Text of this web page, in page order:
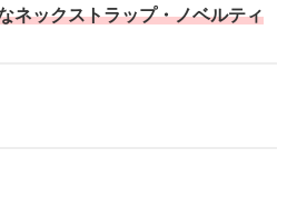
ネックストラップ・ノベルティ